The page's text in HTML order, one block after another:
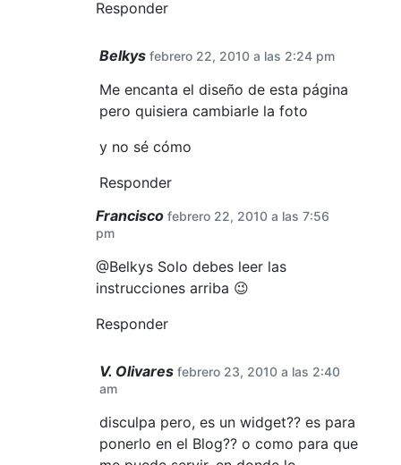
Responder
Belkys febrero 22, 2010 a las 2:24 pm
Me encanta el diseño de esta página
pero quisiera cambiarle la foto
y no sé cómo
Responder
Francisco febrero 22, 2010 a las 7:56
pm
@Belkys Solo debes leer las
instrucciones arriba 😉
Responder
V. Olivares febrero 23, 2010 a las 2:40
am
disculpa pero, es un widget?? es para
ponerlo en el Blog?? o como para que